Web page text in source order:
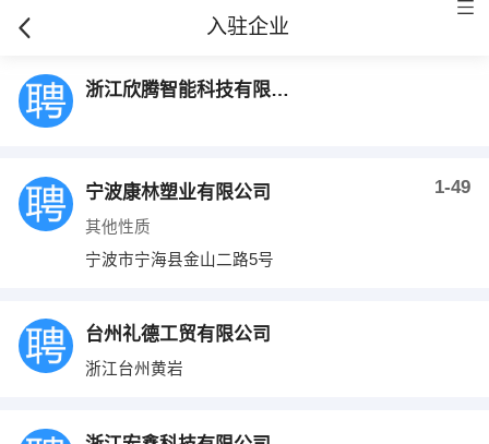
入驻企业
浙江欣腾智能科技有限公司
宁波康林塑业有限公司 1-49
其他性质
宁波市宁海县金山二路5号
台州礼德工贸有限公司
浙江台州黄岩